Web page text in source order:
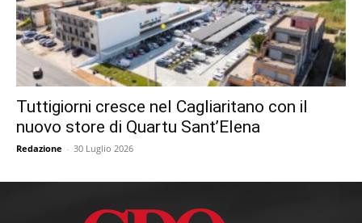
Tuttigiorni cresce nel Cagliaritano con il
nuovo store di Quartu Sant’Elena
Redazione - 30 Luglio 2026